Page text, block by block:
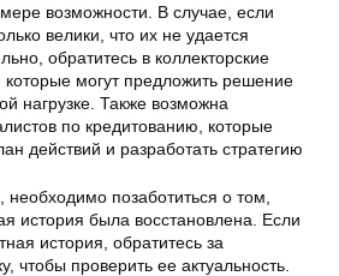
возможности. В случае, если
велики, что их не удается
обратитесь в коллекторские
которые могут предложить решение
нагрузке. Также возможна
по кредитованию, которые
действий и разработать стратегию
необходимо позаботиться о том,
история была восстановлена. Если
история, обратитесь за
чтобы проверить ее актуальность.